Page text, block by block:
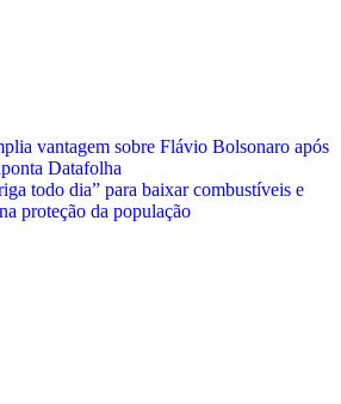
vantagem sobre Flávio Bolsonaro após
Datafolha
todo dia” para baixar combustíveis e
proteção da população